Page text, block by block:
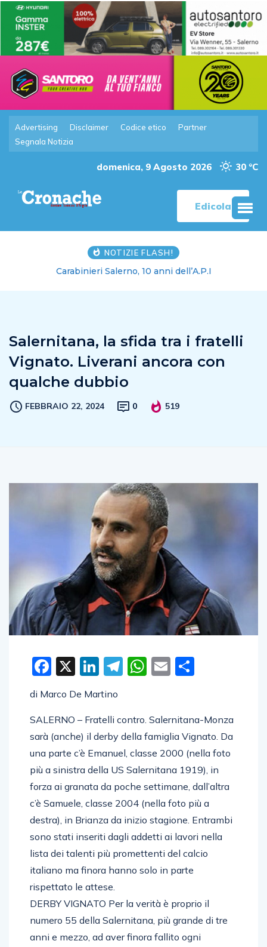
Advertising Disclaimer Codice etico
Partner
Segnala Notizia
domenica, 9 Agosto 2026 30 °C
Edicola
NOTIZIE FLASH!
Carabinieri Salerno, 10 anni dell’A.P.I
Salernitana, la sfida tra i fratelli
Vignato. Liverani ancora con
qualche dubbio
FEBBRAIO 22, 2024 0 519
Facebook
X LinkedIn
Telegram
WhatsApp
Email
di Marco De Martino
SALERNO – Fratelli contro. Salernitana-Monza
sarà (anche) il derby della famiglia Vignato. Da
una parte c’è Emanuel, classe 2000 (nella foto
più a sinistra della US Salernitana 1919), in
forza ai granata da poche settimane, dall’altra
c’è Samuele, classe 2004 (nella foto più a
destra), in Brianza da inizio stagione. Entrambi
sono stati inseriti dagli addetti ai lavori nella
lista dei talenti più promettenti del calcio
italiano ma finora hanno solo in parte
rispettato le attese.
DERBY VIGNATO Per la verità è proprio il
numero 55 della Salernitana, più grande di tre
anni e mezzo, ad aver finora fallito ogni